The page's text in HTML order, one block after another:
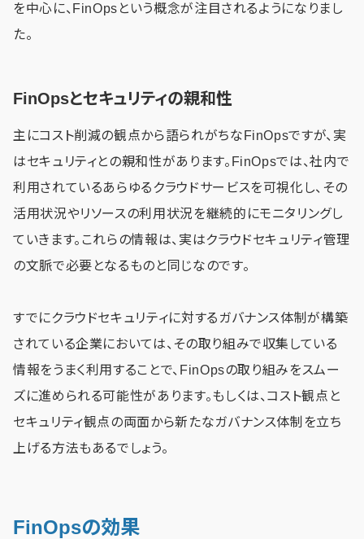
を中心に、FinOpsという概念が注目されるようになりまし
た。
FinOpsとセキュリティの親和性
主にコスト削減の観点から語られがちなFinOpsですが、実
はセキュリティとの親和性があります。FinOpsでは、社内で
利用されているあらゆるクラウドサービスを可視化し、その
活用状況やリソースの利用状況を継続的にモニタリングし
ていきます。これらの情報は、実はクラウドセキュリティ管理
の文脈で必要となるものと同じなのです。
すでにクラウドセキュリティに対するガバナンス体制が構築
されている企業においては、その取り組みで収集している
情報をうまく利用することで、FinOpsの取り組みをスムー
ズに進められる可能性があります。もしくは、コスト観点と
セキュリティ観点の両面から新たなガバナンス体制を立ち
上げる方法もあるでしょう。
FinOpsの効果